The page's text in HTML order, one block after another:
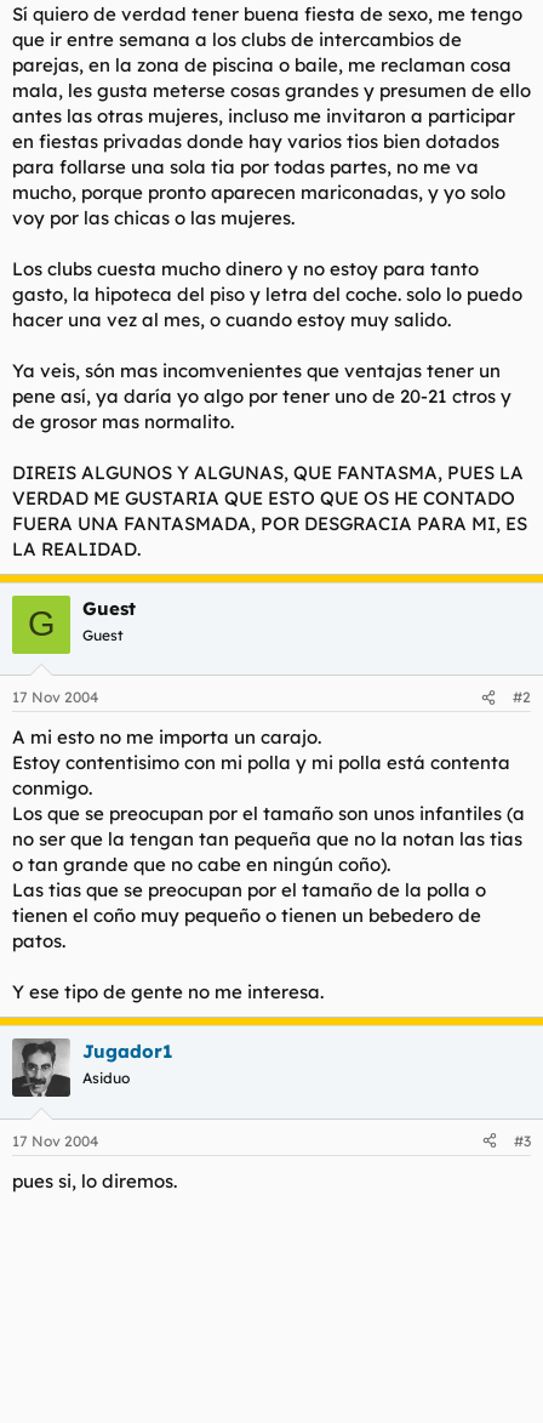
Sí quiero de verdad tener buena fiesta de sexo, me tengo
que ir entre semana a los clubs de intercambios de
parejas, en la zona de piscina o baile, me reclaman cosa
mala, les gusta meterse cosas grandes y presumen de ello
antes las otras mujeres, incluso me invitaron a participar
en fiestas privadas donde hay varios tios bien dotados
para follarse una sola tia por todas partes, no me va
mucho, porque pronto aparecen mariconadas, y yo solo
voy por las chicas o las mujeres.
Los clubs cuesta mucho dinero y no estoy para tanto
gasto, la hipoteca del piso y letra del coche. solo lo puedo
hacer una vez al mes, o cuando estoy muy salido.
Ya veis, són mas incomvenientes que ventajas tener un
pene así, ya daría yo algo por tener uno de 20-21 ctros y
de grosor mas normalito.
DIREIS ALGUNOS Y ALGUNAS, QUE FANTASMA, PUES LA
VERDAD ME GUSTARIA QUE ESTO QUE OS HE CONTADO
FUERA UNA FANTASMADA, POR DESGRACIA PARA MI, ES
LA REALIDAD.
G Guest
Guest
17 Nov 2004 #2
A mi esto no me importa un carajo.
Estoy contentisimo con mi polla y mi polla está contenta
conmigo.
Los que se preocupan por el tamaño son unos infantiles (a
no ser que la tengan tan pequeña que no la notan las tias
o tan grande que no cabe en ningún coño).
Las tias que se preocupan por el tamaño de la polla o
tienen el coño muy pequeño o tienen un bebedero de
patos.
Y ese tipo de gente no me interesa.
Jugador1
Asiduo
17 Nov 2004 #3
pues si, lo diremos.